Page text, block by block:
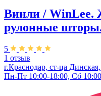
Винли / WinLee.
рулонные
5
1 отзыв
г.Краснодар, ст-ца
Пн-Пт 10:00-18:00, Сб